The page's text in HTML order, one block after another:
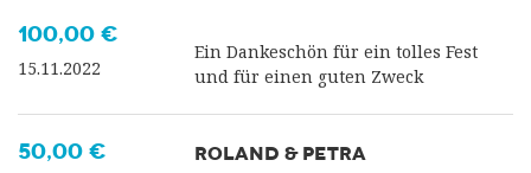
100,00 €
15.11.2022
Ein Dankeschön für ein tolles Fest
und für einen guten Zweck
50,00 € ROLAND & PETRA